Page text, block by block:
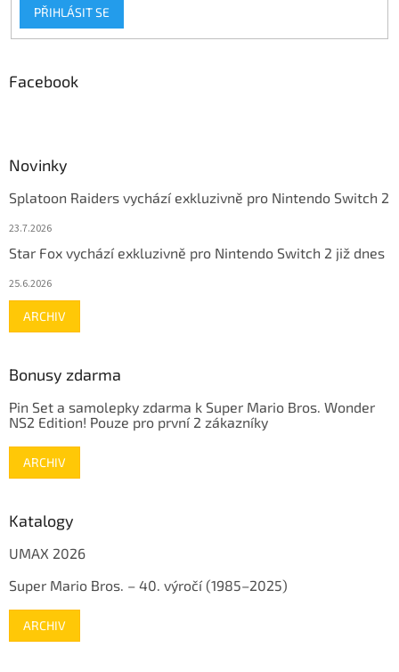
PŘIHLÁSIT SE
Facebook
Novinky
Splatoon Raiders vychází exkluzivně pro Nintendo Switch 2
23.7.2026
Star Fox vychází exkluzivně pro Nintendo Switch 2 již dnes
25.6.2026
ARCHIV
Bonusy zdarma
Pin Set a samolepky zdarma k Super Mario Bros. Wonder
NS2 Edition! Pouze pro první 2 zákazníky
ARCHIV
Katalogy
UMAX 2026
Super Mario Bros. – 40. výročí (1985–2025)
ARCHIV